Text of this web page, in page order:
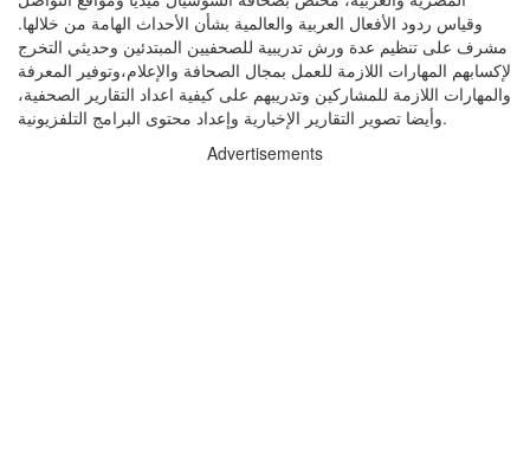
وقياس ردود الأفعال العربية والعالمية بشأن الأحداث الهامة من خلالها.
مشرف على تنظيم عدة ورش تدريبية للصحفيين المبتدئين وحديثي التخرج
لإكسابهم المهارات اللازمة للعمل بمجال الصحافة والإعلام،وتوفير المعرفة
والمهارات اللازمة للمشاركين وتدريبهم على كيفية اعداد التقارير الصحفية،
وأيضا تصوير التقارير الإخبارية وإعداد محتوى البرامج التلفزيونية.
Advertisements